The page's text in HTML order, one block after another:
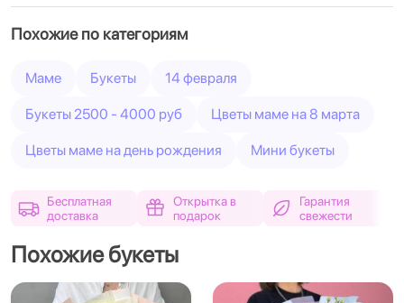
Похожие по категориям
Маме Букеты 14 февраля
Букеты 2500 - 4000 руб Цветы маме на 8 марта
Цветы маме на день рождения Мини букеты
Бесплатная
доставка
Открытка в
подарок
Гарантия
свежести
Похожие букеты